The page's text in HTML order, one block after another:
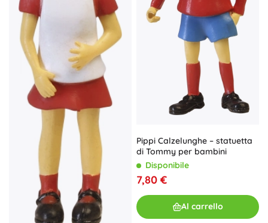
Pippi Calzelunghe – statuetta
di Tommy per bambini
Disponibile
7,80 €
Al carrello